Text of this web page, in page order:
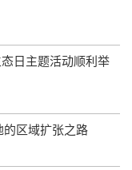
日主题活动顺利举
的区域扩张之路